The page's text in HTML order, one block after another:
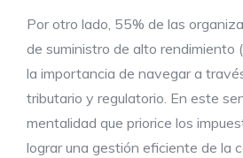
Por otro lado, 55% de las
de suministro de alto rendimiento
la importancia de navegar a
tributario y regulatorio. En este
mentalidad que priorice los
lograr una gestión eficiente de la